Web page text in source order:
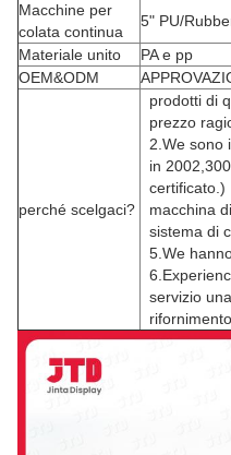
Macchine per
colata continua
5" PU/
Materiale unito
PA e pp
OEM&ODM
perché scelgaci?
prodotti di
prezzo
2.We sono
in
certificato.)
macchina
sistema di
5.We
servizio